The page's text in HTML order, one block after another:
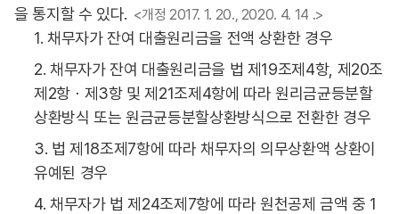
을 통지할 수 있다. <개정 2017. 1. 20., 2020. 4. 14 .>
1. 채무자가 잔여 대출원리금을 전액 상환한 경우
2. 채무자가 잔여 대출원리금을 법 제19조제4항, 제20조
제2항ㆍ제3항 및 제21조제4항에 따라 원리금균등분할
상환방식 또는 원금균등분할상환방식으로 전환한 경우
3. 법 제18조제7항에 따라 채무자의 의무상환액 상환이
유예된 경우
4. 채무자가 법 제24조제7항에 따라 원천공제 금액 중 1